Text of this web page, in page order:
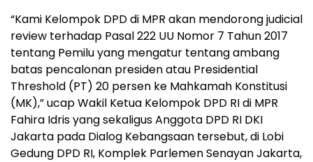
“Kami Kelompok DPD di MPR akan mendorong judicial
review terhadap Pasal 222 UU Nomor 7 Tahun 2017
tentang Pemilu yang mengatur tentang ambang
batas pencalonan presiden atau Presidential
Threshold (PT) 20 persen ke Mahkamah Konstitusi
(MK),” ucap Wakil Ketua Kelompok DPD RI di MPR
Fahira Idris yang sekaligus Anggota DPD RI DKI
Jakarta pada Dialog Kebangsaan tersebut, di Lobi
Gedung DPD RI, Komplek Parlemen Senayan Jakarta,